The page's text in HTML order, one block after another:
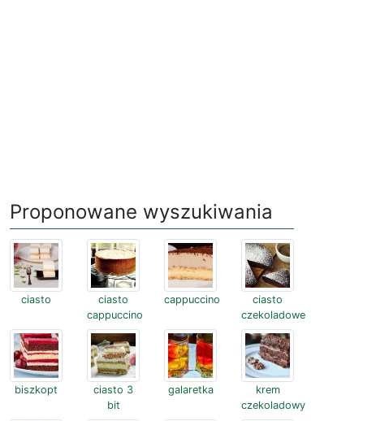
Proponowane wyszukiwania
ciasto
ciasto
cappuccino
cappuccino
ciasto
czekoladowe
biszkopt
ciasto 3
bit
galaretka
krem
czekoladowy